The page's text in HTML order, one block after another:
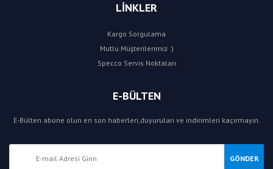
LİNKLER
Kargo Sorgulama
Mutlu Müşterilerimiz :)
Specco Servis Noktaları
E-BÜLTEN
E-Bülten abone olun en son haberleri,duyuruları ve indirimleri kaçırmayın.
GÖNDER